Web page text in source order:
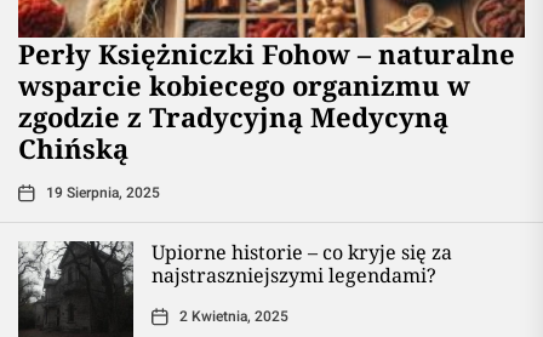
Perły Księżniczki Fohow – naturalne
wsparcie kobiecego organizmu w
zgodzie z Tradycyjną Medycyną
Chińską
19 Sierpnia, 2025
Upiorne historie – co kryje się za
najstraszniejszymi legendami?
2 Kwietnia, 2025